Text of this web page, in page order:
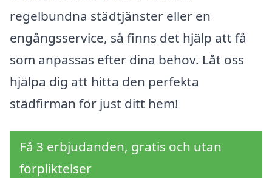
regelbundna städtjänster eller en
engångsservice, så finns det hjälp att få
som anpassas efter dina behov. Låt oss
hjälpa dig att hitta den perfekta
städfirman för just ditt hem!
Få 3 erbjudanden, gratis och utan
förpliktelser